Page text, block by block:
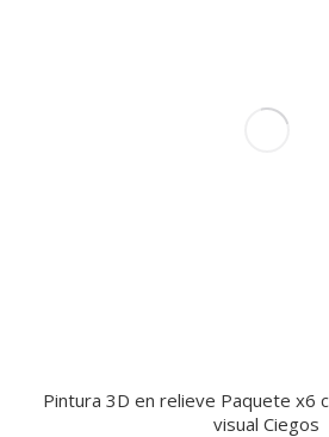
Pintura 3D en relieve Paquete x6
visual Ciegos